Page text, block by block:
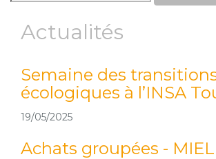
Actualités
Semaine des
écologiques à l’INSA
19/05/2025
Achats groupées - MIEL